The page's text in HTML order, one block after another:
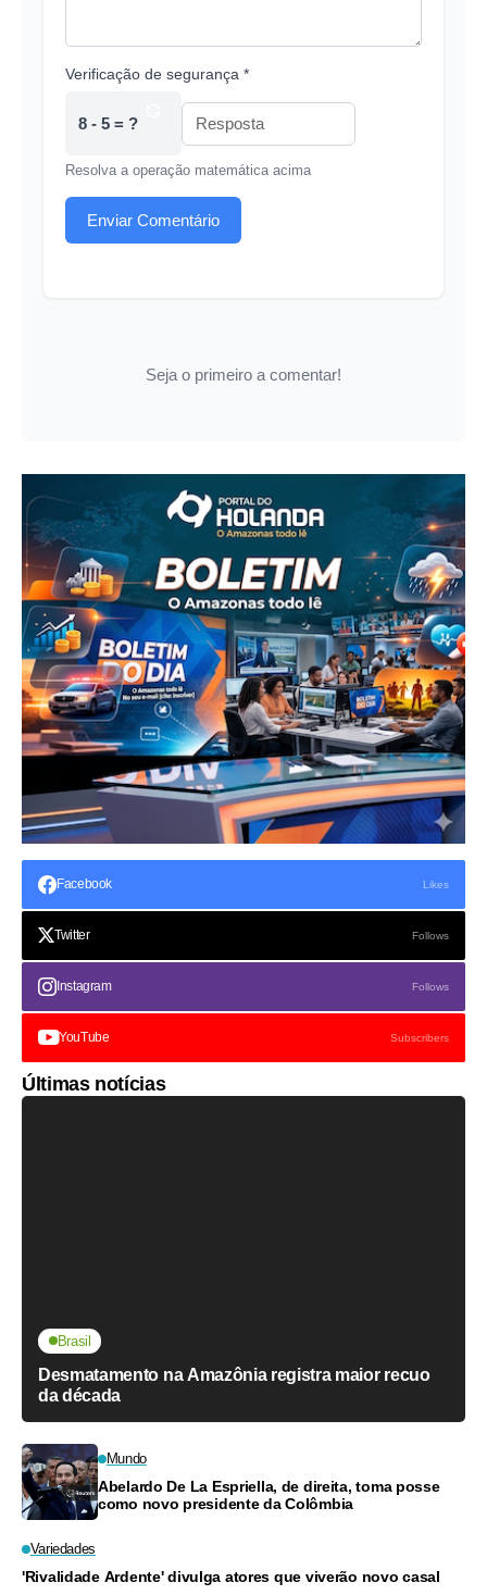
Verificação de segurança *
8 - 5 = ?
Resolva a operação matemática acima
Enviar Comentário
Seja o primeiro a comentar!
Facebook Likes
Twitter Follows
Instagram Follows
YouTube Subscribers
Últimas notícias
Brasil
Desmatamento na Amazônia registra maior recuo
da década
Mundo
Abelardo De La Espriella, de direita, toma posse
como novo presidente da Colômbia
Variedades
'Rivalidade Ardente' divulga atores que viverão novo casal